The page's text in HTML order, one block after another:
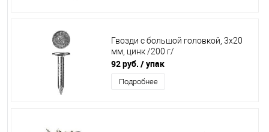
Гвозди с большой головкой, 3х20
мм, цинк /200 г/
92 руб. / упак
Подробнее